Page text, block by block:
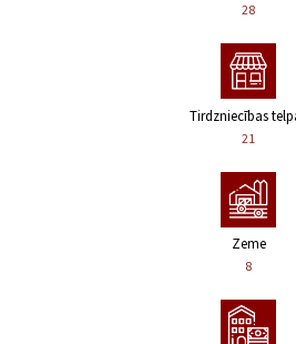
28
Tirdzniecības
21
Zeme
8